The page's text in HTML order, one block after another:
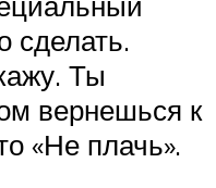
сделать.
Ты
вернешься к
«Не плачь».